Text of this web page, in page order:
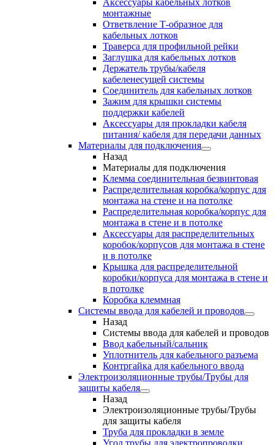
Аксессуары кабельных лотков
монтажные
Ответвление Т-образное для
кабельных лотков
Траверса для профильной рейки
Заглушка для кабельных лотков
Держатель трубы/кабеля
кабеленесущей системы
Соединитель для кабельных лотков
Зажим для крышки системы
поддержки кабелей
Аксессуары для прокладки кабеля
питания/ кабеля для передачи данных
Материалы для подключения
Назад
Материалы для подключения
Клемма соединительная безвинтовая
Распределительная коробка/корпус для
монтажа на стене и на потолке
Распределительная коробка/корпус для
монтажа в стене и в потолке
Аксессуары для распределительных
коробок/корпусов для монтажа в стене
и в потолке
Крышка для распределительной
коробки/корпуса для монтажа в стене и
в потолке
Коробка клеммная
Системы ввода для кабелей и проводов
Назад
Системы ввода для кабелей и проводов
Ввод кабельный/сальник
Уплотнитель для кабельного разъема
Контргайка для кабельного ввода
Электроизоляционные трубы/Трубы для
защиты кабеля
Назад
Электроизоляционные трубы/Трубы
для защиты кабеля
Труба для прокладки в земле
Угол трубы для электропроводки